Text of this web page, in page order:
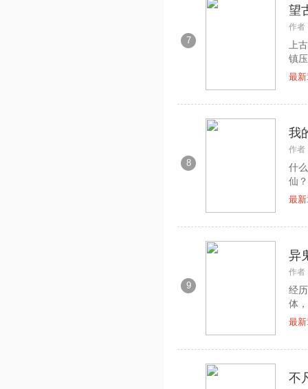
7
望
作者
上
镇
最
8
我
作者
什
仙
最
9
异
作者
经
体
最
不